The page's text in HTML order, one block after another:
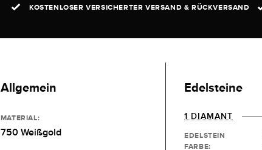
KOSTENLOSER VERSICHERTER VERSAND & RÜCKVERSAND
Allgemein
MATERIAL:
750 Weißgold
Edelsteine
1 DIAMANT
EDELSTEIN
FARBE: